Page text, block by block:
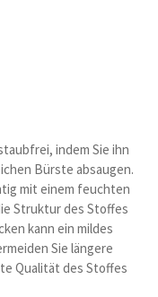
indem Sie ihn
Bürste absaugen.
mit einem feuchten
Struktur des Stoffes
kann ein mildes
Sie längere
Qualität des Stoffes